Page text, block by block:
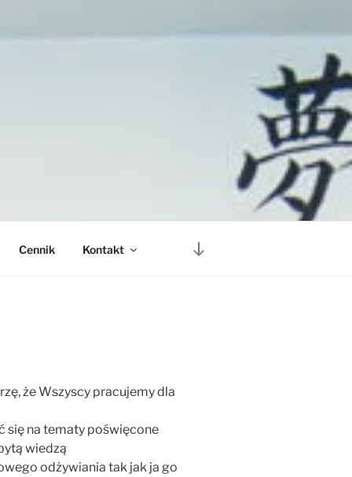
Cennik Kontakt
że Wszyscy pracujemy dla
się na tematy poświęcone
wiedzą
odżywiania tak jak ja go